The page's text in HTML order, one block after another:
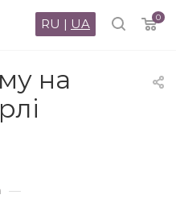
0
RU | UA
на
—